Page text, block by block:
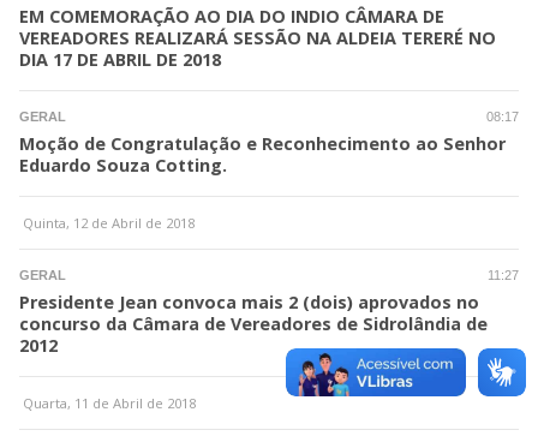
EM COMEMORAÇÃO AO DIA DO INDIO CÂMARA DE
VEREADORES REALIZARÁ SESSÃO NA ALDEIA TERERÉ NO
DIA 17 DE ABRIL DE 2018
08:17
GERAL
Moção de Congratulação e Reconhecimento ao Senhor
Eduardo Souza Cotting.
Quinta, 12 de Abril de 2018
11:27
GERAL
Presidente Jean convoca mais 2 (dois) aprovados no
concurso da Câmara de Vereadores de Sidrolândia de
2012
Quarta, 11 de Abril de 2018